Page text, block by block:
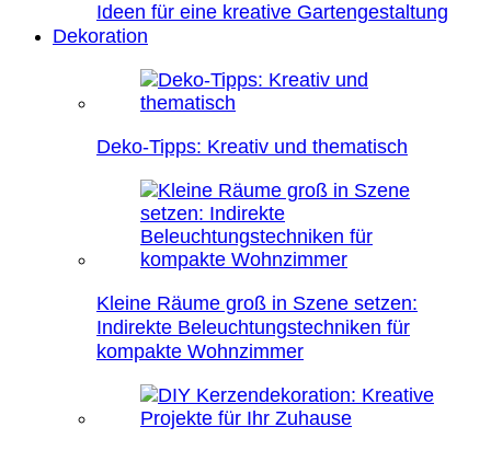
Ideen für eine kreative Gartengestaltung
Dekoration
Deko-Tipps: Kreativ und thematisch
Kleine Räume groß in Szene setzen:
Indirekte Beleuchtungstechniken für
kompakte Wohnzimmer